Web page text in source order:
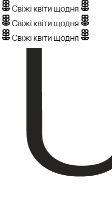
Свіжі квіти щодня
Свіжі квіти щодня
Свіжі квіти щодня